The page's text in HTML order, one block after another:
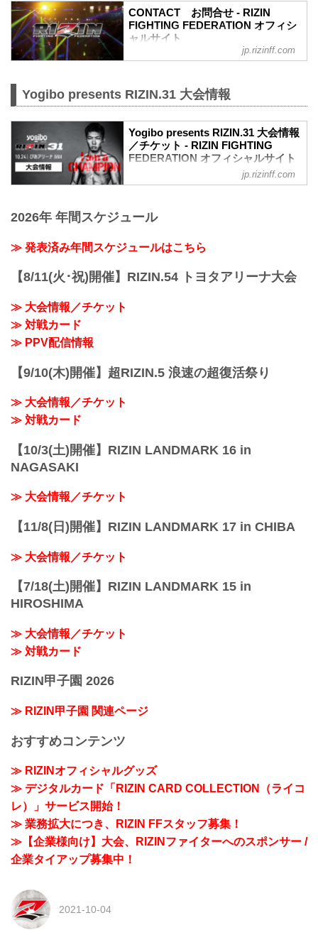
売。こちらの順番となります。
※予約流れや演出の変更などで前後する
場合があります。
※選手応援シート（ぴあQRコード販
売）、各選手販売分については大...
CONTACT お問合せ - RIZIN
FIGHTING FEDERATION オフィシ
ャルサイト
RIZIN FIGHTING FEDERATION オフィシ
「RIZIN FIGHTING FEDERATION」（ラ
ン）の情報・加盟団体について発信して
いきます。
jp.rizinff.com
Yogibo presents RIZIN.31 大会情報
Yogibo presents RIZIN.31 大会情報
／チケット - RIZIN FIGHTING
FEDERATION オフィシャルサイト
日時
定）/ 14:00開始（予定）
RIZIN FFオフィシャルサイトにてご案内
します。
ぴあアリーナMM
jp.rizinff.com
2026年 年間スケジュール
≫ 発表済み年間スケジュールはこちら
【8/11(火･祝)開催】RIZIN.54 トヨタアリーナ大会
≫ 大会情報／チケット
≫ 対戦カード
≫ PPV配信情報
【9/10(木)開催】超RIZIN.5 浪速の超復活祭り
≫ 大会情報／チケット
≫ 対戦カード
【10/3(土)開催】RIZIN LANDMARK 16 in
NAGASAKI
≫ 大会情報／チケット
【11/8(日)開催】RIZIN LANDMARK 17 in CHIBA
≫ 大会情報／チケット
【7/18(土)開催】RIZIN LANDMARK 15 in
HIROSHIMA
≫ 大会情報／チケット
≫ 対戦カード
RIZIN甲子園 2026
≫ RIZIN甲子園 関連ページ
おすすめコンテンツ
≫ RIZINオフィシャルグッズ
≫ デジタルカード「RIZIN CARD COLLECTION（ライコ
レ）」サービス開始！
≫ 業務拡大につき、RIZIN FFスタッフ募集！
≫【企業様向け】大会、RIZINファイターへのスポンサー /
企業タイアップ募集中！
2021-10-04